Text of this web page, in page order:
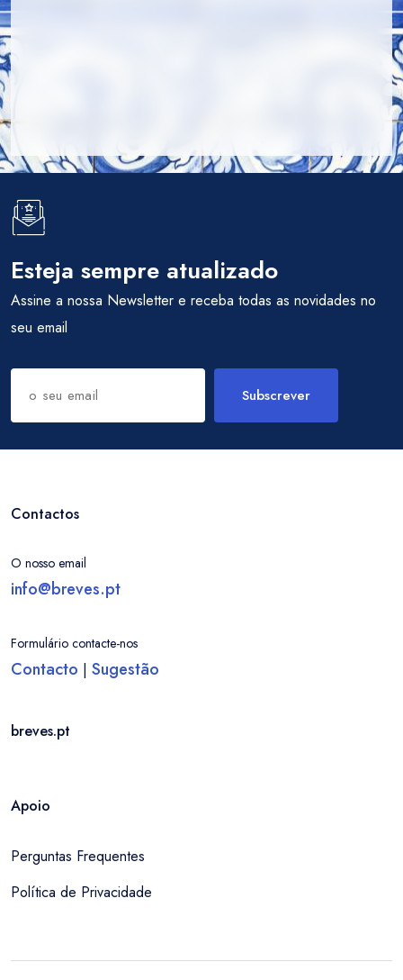
Esteja sempre atualizado
Assine a nossa Newsletter e receba todas as novidades no
seu email
Subscrever
Contactos
O nosso email
info@breves.pt
Formulário contacte-nos
Contacto | Sugestão
breves.pt
Apoio
Perguntas Frequentes
Política de Privacidade